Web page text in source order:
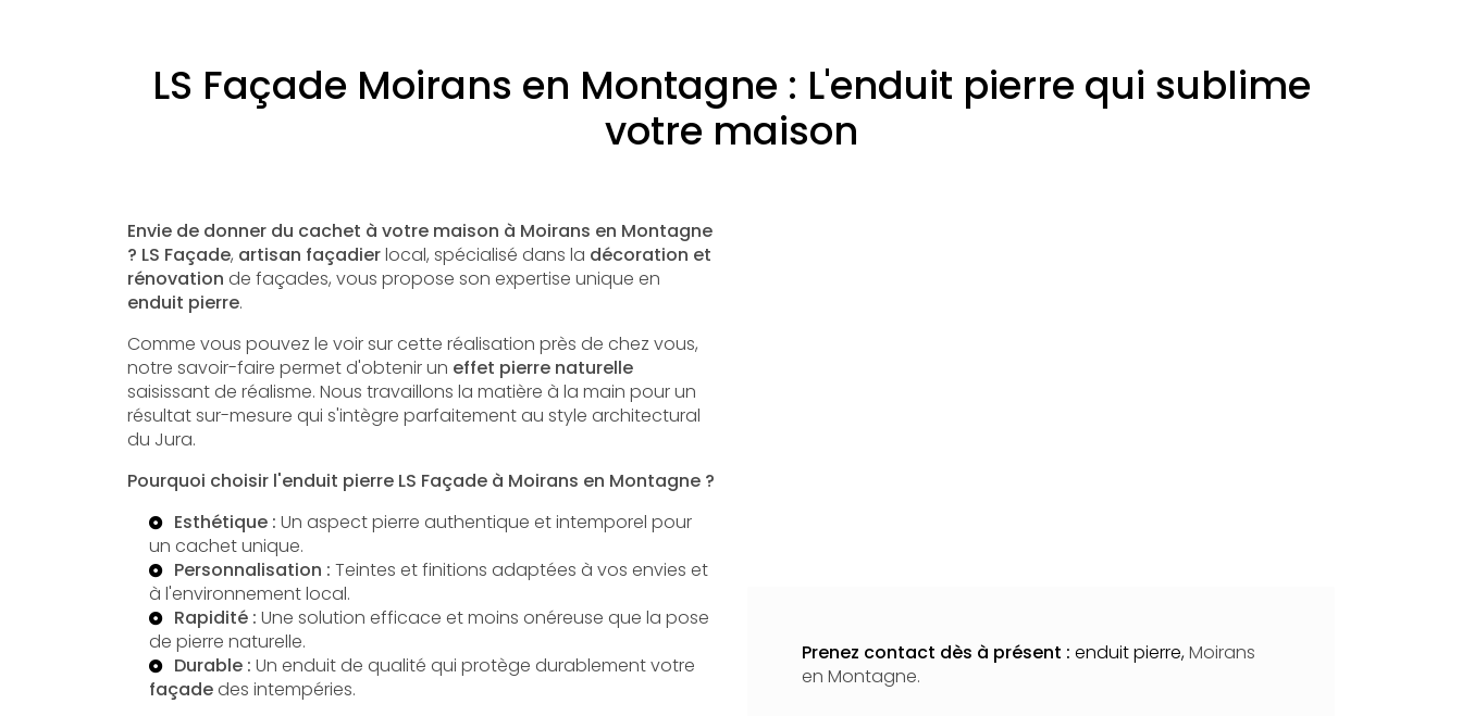
LS Façade Moirans en Montagne : L'enduit pierre qui sublime
votre maison
Envie de donner du cachet à votre maison à Moirans en Montagne
? LS Façade, artisan façadierlocal, spécialisé dans la décoration et
rénovation de façades, vous propose son expertise unique en
enduit pierre.
​Comme vous pouvez le voir sur cette réalisation près de chez vous,
notre savoir-faire permet d'obtenir un effet pierre naturelle
saisissant de réalisme. Nous travaillons la matière à la main pour un
résultat sur-mesure qui s'intègre parfaitement au style architectural
du Jura.
Pourquoi choisir l'enduit pierre LS Façade à Moirans en Montagne ?
Esthétique : Un aspect pierre authentique et intemporel pour
un cachet unique.
Personnalisation : Teintes et finitions adaptées à vos envies et
à l'environnement local.
Rapidité : Une solution efficace et moins onéreuse que la pose
de pierre naturelle.
Durable : Un enduit de qualité qui protège durablement votre
façadedes intempéries.
Prenez contact dès à présent : enduit pierre,Moirans
en Montagne.